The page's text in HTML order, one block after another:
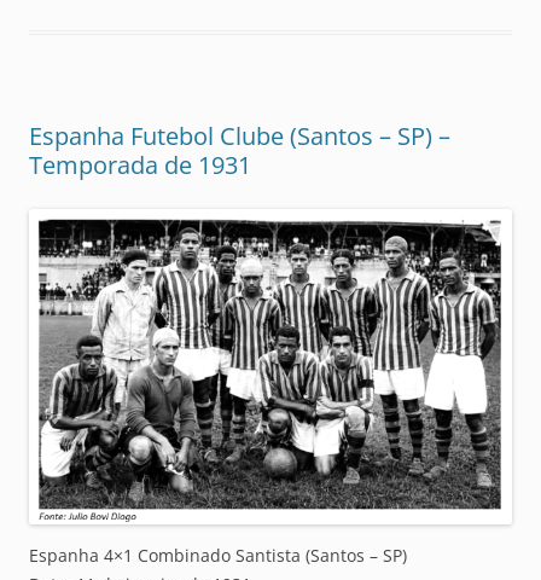
Espanha Futebol Clube (Santos – SP) –
Temporada de 1931
Espanha 4×1 Combinado Santista (Santos – SP)